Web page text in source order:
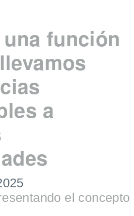
función
a